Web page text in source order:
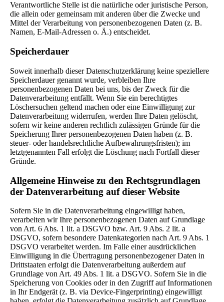
Verantwortliche Stelle ist die natürliche oder juristische Person,
die allein oder gemeinsam mit anderen über die Zwecke und
Mittel der Verarbeitung von personenbezogenen Daten (z. B.
Namen, E-Mail-Adressen o. Ä.) entscheidet.
Speicherdauer
Soweit innerhalb dieser Datenschutzerklärung keine speziellere
Speicherdauer genannt wurde, verbleiben Ihre
personenbezogenen Daten bei uns, bis der Zweck für die
Datenverarbeitung entfällt. Wenn Sie ein berechtigtes
Löschersuchen geltend machen oder eine Einwilligung zur
Datenverarbeitung widerrufen, werden Ihre Daten gelöscht,
sofern wir keine anderen rechtlich zulässigen Gründe für die
Speicherung Ihrer personenbezogenen Daten haben (z. B.
steuer- oder handelsrechtliche Aufbewahrungsfristen); im
letztgenannten Fall erfolgt die Löschung nach Fortfall dieser
Gründe.
Allgemeine Hinweise zu den Rechtsgrundlagen
der Datenverarbeitung auf dieser Website
Sofern Sie in die Datenverarbeitung eingewilligt haben,
verarbeiten wir Ihre personenbezogenen Daten auf Grundlage
von Art. 6 Abs. 1 lit. a DSGVO bzw. Art. 9 Abs. 2 lit. a
DSGVO, sofern besondere Datenkategorien nach Art. 9 Abs. 1
DSGVO verarbeitet werden. Im Falle einer ausdrücklichen
Einwilligung in die Übertragung personenbezogener Daten in
Drittstaaten erfolgt die Datenverarbeitung außerdem auf
Grundlage von Art. 49 Abs. 1 lit. a DSGVO. Sofern Sie in die
Speicherung von Cookies oder in den Zugriff auf Informationen
in Ihr Endgerät (z. B. via Device-Fingerprinting) eingewilligt